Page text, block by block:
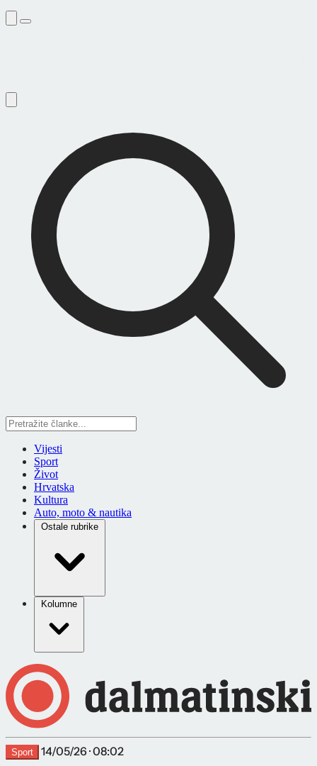
Vijesti
Sport
Život
Hrvatska
Kultura
Auto, moto & nautika
Ostale rubrike
Kolumne
Sport 14/05/26 · 08:02